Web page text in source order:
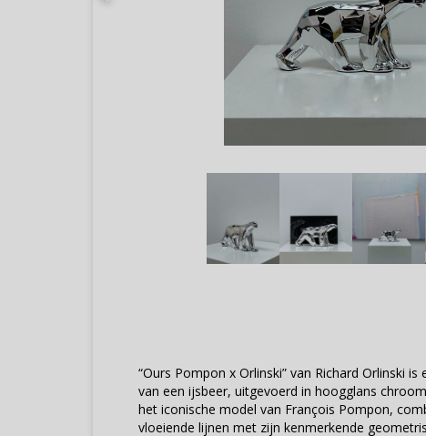
“Ours Pompon x Orlinski” van Richard Orlinski
van een ijsbeer, uitgevoerd in hoogglans
het iconische model van François Pompon,
vloeiende lijnen met zijn kenmerkende